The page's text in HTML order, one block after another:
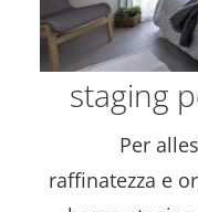
staging
Per
raffinatezza e